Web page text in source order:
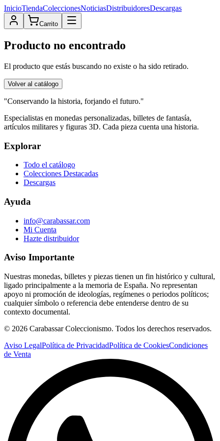
InicioTiendaColeccionesNoticiasDistribuidoresDescargas
Carrito
Producto no encontrado
El producto que estás buscando no existe o ha sido retirado.
Volver al catálogo
"Conservando la historia, forjando el futuro."
Especialistas en monedas personalizadas, billetes de fantasía,
artículos militares y figuras 3D. Cada pieza cuenta una historia.
Explorar
Todo el catálogo
Colecciones Destacadas
Descargas
Ayuda
info@carabassar.com
Mi Cuenta
Hazte distribuidor
Aviso Importante
Nuestras monedas, billetes y piezas tienen un fin histórico y cultural,
ligado principalmente a la memoria de España. No representan
apoyo ni promoción de ideologías, regímenes o periodos políticos;
cualquier símbolo o referencia debe entenderse dentro de su
contexto documental.
© 2026 Carabassar Coleccionismo. Todos los derechos reservados.
Aviso LegalPolítica de PrivacidadPolítica de CookiesCondiciones
de Venta